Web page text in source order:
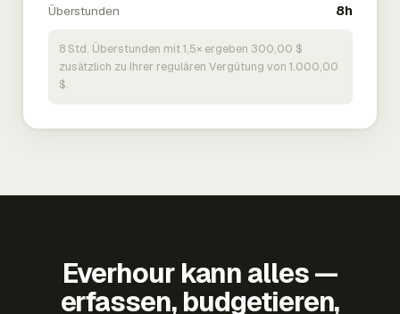
Überstunden 8h
8 Std. Überstunden mit 1,5× ergeben 300,00 $
zusätzlich zu Ihrer regulären Vergütung von 1.000,00
$.
Everhour kann alles —
erfassen, budgetieren,